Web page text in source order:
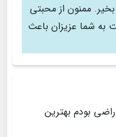
ممنون از محبتی
به شما عزیزان باعث
بودم بهترین